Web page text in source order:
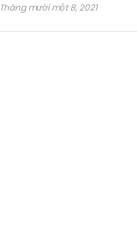
Tháng mười một 8, 2021